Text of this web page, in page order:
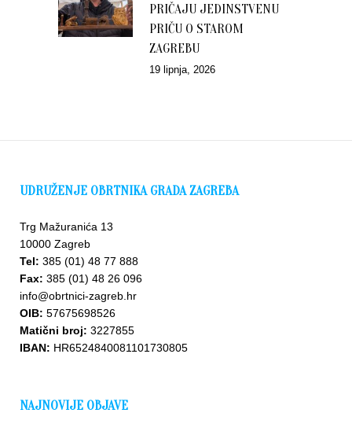
PRIČAJU JEDINSTVENU
PRIČU O STAROM
ZAGREBU
19 lipnja, 2026
UDRUŽENJE OBRTNIKA GRADA ZAGREBA
Trg Mažuranića 13
10000 Zagreb
Tel: 385 (01) 48 77 888
Fax: 385 (01) 48 26 096
info@obrtnici-zagreb.hr
OIB: 57675698526
Matični broj: 3227855
IBAN: HR6524840081101730805
NAJNOVIJE OBJAVE